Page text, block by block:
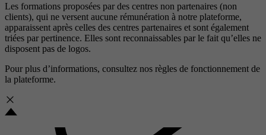
Les formations proposées par des centres non partenaires (non
clients), qui ne versent aucune rémunération à notre plateforme,
apparaissent après celles des centres partenaires et sont également
triées par pertinence. Elles sont reconnaissables par le fait qu’elles ne
disposent pas de logos.
Pour plus d’informations, consultez nos règles de fonctionnement de
la plateforme.